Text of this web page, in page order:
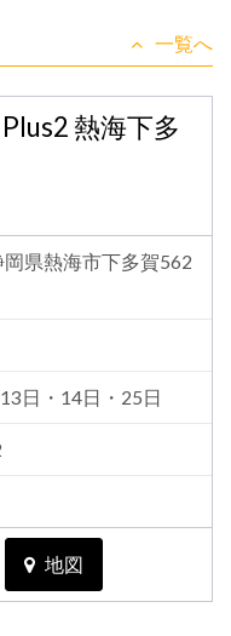
一覧へ
熱海下多
県熱海市下多賀562
日・14日・25日
地図